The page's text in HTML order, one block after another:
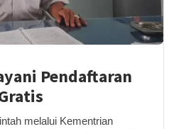
Pendaftaran
melalui Kementrian